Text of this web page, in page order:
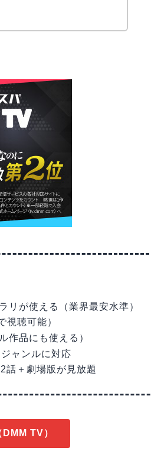
リが使える（業界最安水準）
視聴可能）
作品にも使える）
ャンルに対応
話＋劇場版が見放題
TV）